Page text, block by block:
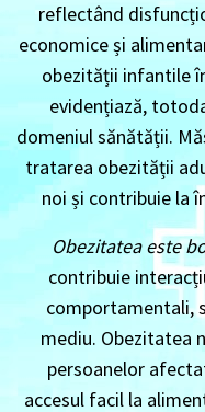
reflectând
economice și
obezității infantile
evidențiază,
domeniul sănătății.
tratarea obezității
noi și contribuie la
Obezitatea este
contribuie
comportamentali,
mediu. Obezitatea
persoanelor
accesul facil la